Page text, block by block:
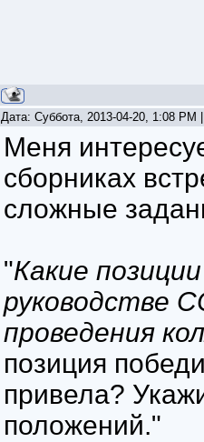
Дата: Суббота, 2013-04-20, 1:08
Меня
сборниках
сложные
"Какие
руководстве
проведения
позиция
привела?
положений."